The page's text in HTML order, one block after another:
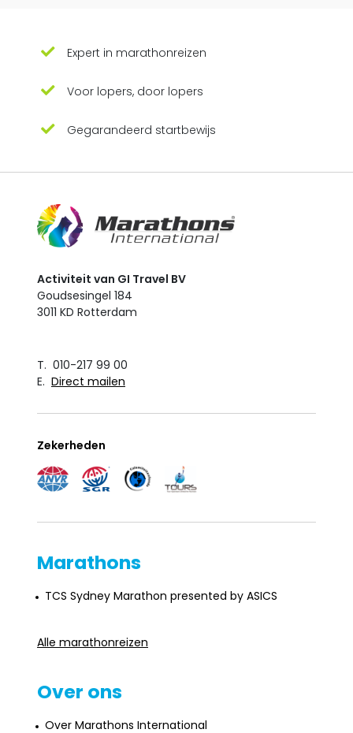
Expert in marathonreizen
Voor lopers, door lopers
Gegarandeerd startbewijs
Activiteit van GI Travel BV
Goudsesingel 184
3011 KD Rotterdam
T. 010-217 99 00
E. Direct mailen
Zekerheden
Marathons
TCS Sydney Marathon presented by ASICS
Alle marathonreizen
Over ons
Over Marathons International